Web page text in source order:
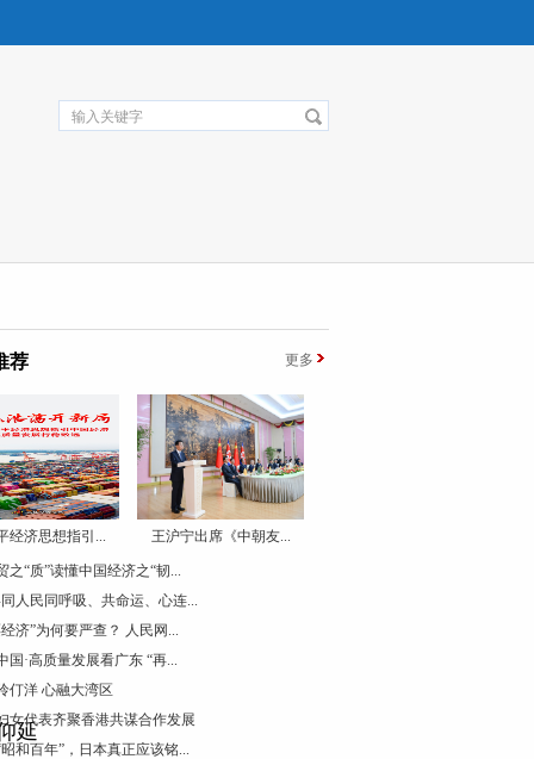
延
荐 更多
经济思想指引... 王沪宁出席《中朝友...
之“质”读懂中国经济之“韧...
人民同呼吸、共命运、心连...
济”为何要严查？ 人民网...
国·高质量发展看广东 “再...
仃洋 心融大湾区
女代表齐聚香港共谋合作发展
昭和百年”，日本真正应该铭...